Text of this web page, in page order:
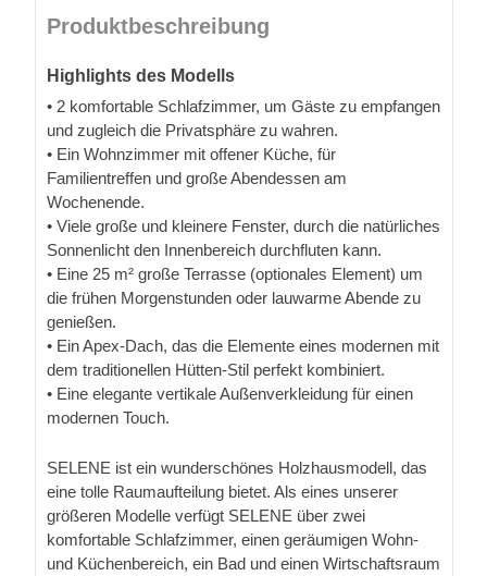
Produktbeschreibung
Highlights des Modells
• 2 komfortable Schlafzimmer, um Gäste zu empfangen
und zugleich die Privatsphäre zu wahren.
• Ein Wohnzimmer mit offener Küche, für
Familientreffen und große Abendessen am
Wochenende.
• Viele große und kleinere Fenster, durch die natürliches
Sonnenlicht den Innenbereich durchfluten kann.
• Eine 25 m² große Terrasse (optionales Element) um
die frühen Morgenstunden oder lauwarme Abende zu
genießen.
• Ein Apex-Dach, das die Elemente eines modernen mit
dem traditionellen Hütten-Stil perfekt kombiniert.
• Eine elegante vertikale Außenverkleidung für einen
modernen Touch.
SELENE ist ein wunderschönes Holzhausmodell, das
eine tolle Raumaufteilung bietet. Als eines unserer
größeren Modelle verfügt SELENE über zwei
komfortable Schlafzimmer, einen geräumigen Wohn-
und Küchenbereich, ein Bad und einen Wirtschaftsraum